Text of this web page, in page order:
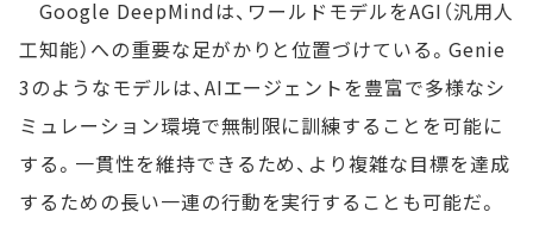
Google DeepMindは、ワールドモデルをAGI（汎用人
工知能）への重要な足がかりと位置づけている。Genie
3のようなモデルは、AIエージェントを豊富で多様なシ
ミュレーション環境で無制限に訓練することを可能に
する。一貫性を維持できるため、より複雑な目標を達成
するための長い一連の行動を実行することも可能だ。